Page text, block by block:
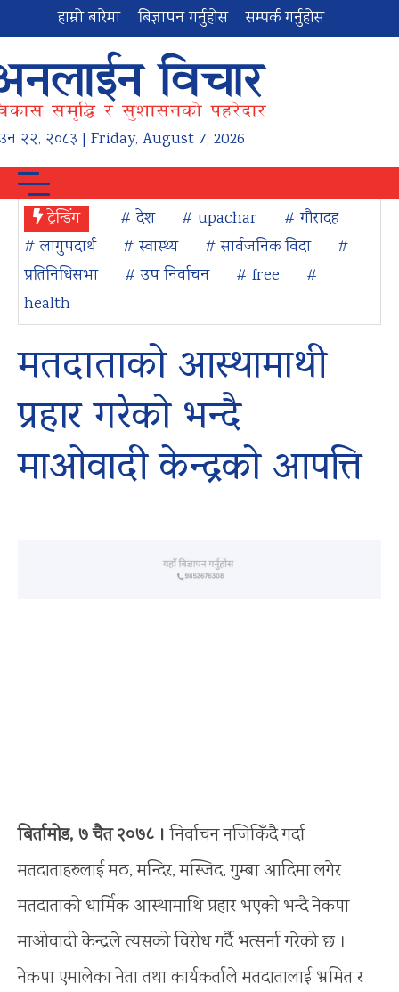
हाम्रो बारेमा बिज्ञापन गर्नुहोस सम्पर्क गर्नुहोस
२२, २०८३ | Friday, August 7, 2026
ट्रेन्डिंग # देश # upachar
# गौरादह
# लागुपदार्थ
# स्वास्थ्य # सार्वजनिक विदा
#
प्रतिनिधिसभा
# उप निर्वाचन # free
#
health
मतदाताको आस्थामाथी
प्रहार गरेको भन्दै
माओवादी केन्द्रको आपत्ति
बिर्तामोड, ७ चैत २०७८ । निर्वाचन नजिकिँदै गर्दा
मतदाताहरुलाई मठ, मन्दिर, मस्जिद, गुम्बा आदिमा लगेर
मतदाताको धार्मिक आस्थामाथि प्रहार भएको भन्दै नेकपा
माओवादी केन्द्रले त्यसको विरोध गर्दै भत्सर्ना गरेको छ ।
नेकपा एमालेका नेता तथा कार्यकर्ताले मतदातालाई भ्रमित र